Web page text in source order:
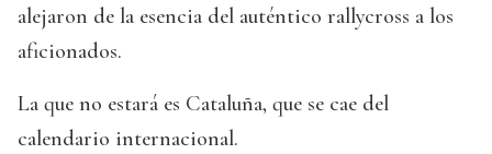
alejaron de la esencia del auténtico rallycross a los
aficionados.
La que no estará es Cataluña, que se cae del
calendario internacional.